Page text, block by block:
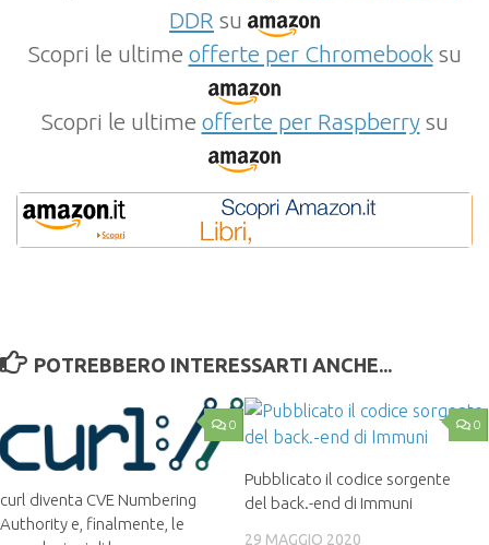
DDR su
Scopri le ultime offerte per Chromebooksu
Scopri le ultime offerte per Raspberrysu
POTREBBERO INTERESSARTI ANCHE...
0
curl diventa CVE Numbering
Authority e, finalmente, le
0
Pubblicato il codice sorgente
del back.-end di Immuni
29 MAGGIO 2020